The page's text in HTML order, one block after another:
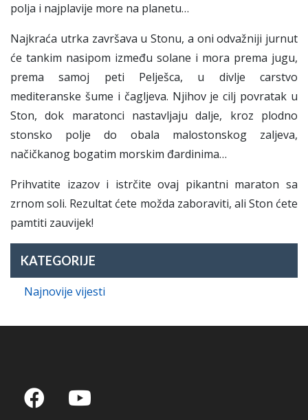
polja i najplavije more na planetu…
Najkraća utrka završava u Stonu, a oni odvažniji jurnut
će tankim nasipom između solane i mora prema jugu,
prema samoj peti Pelješca, u divlje carstvo
mediteranske šume i čagljeva. Njihov je cilj povratak u
Ston, dok maratonci nastavljaju dalje, kroz plodno
stonsko polje do obala malostonskog zaljeva,
načičkanog bogatim morskim đardinima…
Prihvatite izazov i istrčite ovaj pikantni maraton sa
zrnom soli. Rezultat ćete možda zaboraviti, ali Ston ćete
pamtiti zauvijek!
KATEGORIJE
Najnovije vijesti